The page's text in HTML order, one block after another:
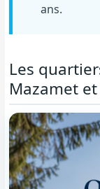
ans.
Les
Mazamet